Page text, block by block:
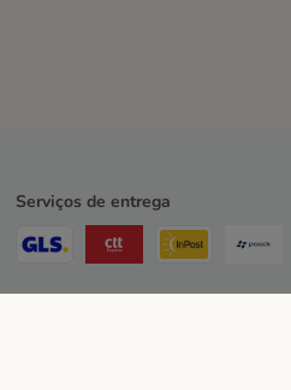
Serviços de entrega